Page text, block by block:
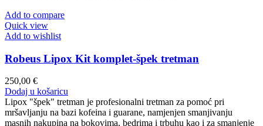
Add to compare
Quick view
Add to wishlist
Robeus Lipox Kit komplet-špek tretman
250,00 €
Dodaj u košaricu
Lipox "špek" tretman je profesionalni tretman za pomoć pri
mršavljanju na bazi kofeina i guarane, namjenjen smanjivanju
masnih nakupina na bokovima, bedrima i trbuhu kao i za smanjenje